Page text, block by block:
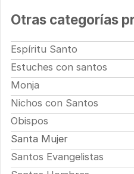
Otras categorías
Espíritu Santo
Estuches con santos
Monja
Nichos con Santos
Obispos
Santa Mujer
Santos Evangelistas